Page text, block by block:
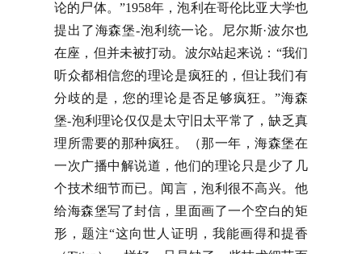
论的尸体。”1958年，泡利在哥伦比亚大学也
提出了海森堡-泡利统一论。尼尔斯·波尔也
在座，但并未被打动。波尔站起来说：“我们
听众都相信您的理论是疯狂的，但让我们有
分歧的是，您的理论是否足够疯狂。”海森
堡-泡利理论仅仅是太守旧太平常了，缺乏真
理所需要的那种疯狂。（那一年，海森堡在
一次广播中解说道，他们的理论只是少了几
个技术细节而已。闻言，泡利很不高兴。他
给海森堡写了封信，里面画了一个空白的矩
形，题注“这向世人证明，我能画得和提香